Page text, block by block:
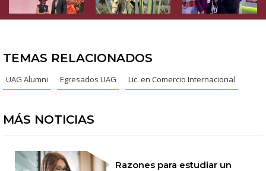
TEMAS RELACIONADOS
UAG Alumni Egresados UAG Lic. en Comercio Internacional
MÁS NOTICIAS
Razones para estudiar un